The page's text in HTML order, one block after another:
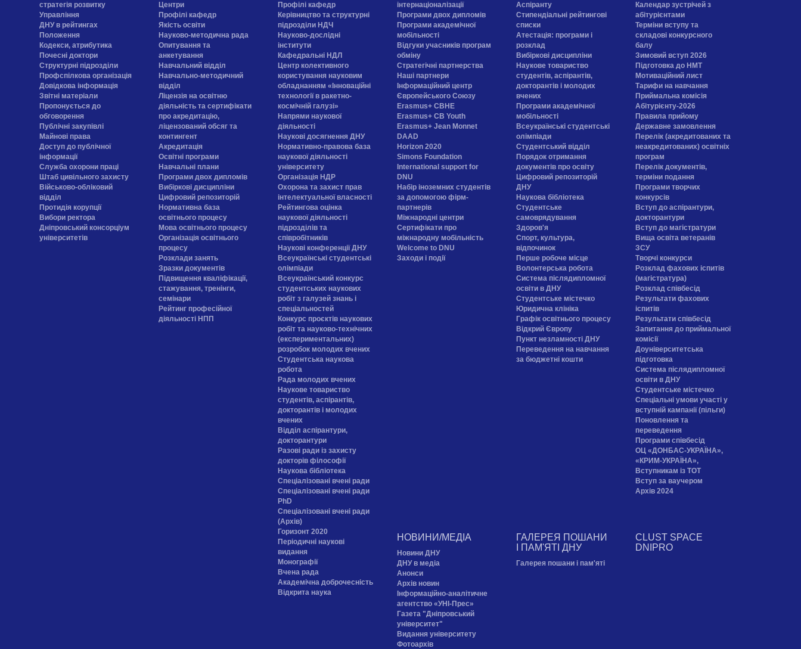
стратегія розвитку
Управління
ДНУ в рейтингах
Положення
Кодекси, атрибутика
Почесні доктори
Структурні підрозділи
Профспілкова організація
Довідкова інформація
Звітні матеріали
Пропонується до
обговорення
Публічні закупівлі
Майнові права
Доступ до публічної
інформації
Служба охорони праці
Штаб цивільного захисту
Військово-обліковий
відділ
Протидія корупції
Вибори ректора
Дніпровський консорціум
університетів
Центри
Профілі кафедр
Якість освіти
Науково-методична рада
Опитування та
анкетування
Навчальний відділ
Навчально-методичний
відділ
Ліцензія на освітню
діяльність та сертифікати
про акредитацію,
ліцензований обсяг та
контингент
Акредитація
Освітні програми
Навчальні плани
Програми двох дипломів
Вибіркові дисципліни
Цифровий репозиторій
Нормативна база
освітнього процесу
Мова освітнього процесу
Організація освітнього
процесу
Розклади занять
Зразки документів
Підвищення кваліфікації,
стажування, тренінги,
семінари
Рейтинг професійної
діяльності НПП
Профілі кафедр
Керівництво та структурні
підрозділи НДЧ
Науково-дослідні
інститути
Кафедральні НДЛ
Центр колективного
користування науковим
обладнанням «Інноваційні
технології в ракетно-
космічній галузі»
Напрями наукової
діяльності
Наукові досягнення ДНУ
Нормативно-правова база
наукової діяльності
університету
Організація НДР
Охорона та захист прав
інтелектуальної власності
Рейтингова оцінка
наукової діяльності
підрозділів та
співробітників
Наукові конференції ДНУ
Всеукраїнські студентські
олімпіади
Всеукраїнський конкурс
студентських наукових
робіт з галузей знань і
спеціальностей
Конкурс проєктів наукових
робіт та науково-технічних
(експериментальних)
розробок молодих вчених
Студентська наукова
робота
Рада молодих вчених
Наукове товариство
студентів, аспірантів,
докторантів і молодих
вчених
Відділ аспірантури,
докторантури
Разові ради із захисту
докторів філософії
Наукова бібліотека
Спеціалізовані вчені ради
Спеціалізовані вчені ради
PhD
Спеціалізовані вчені ради
(Архів)
Горизонт 2020
Періодичні наукові
видання
Монографії
Вчена рада
Академічна доброчесність
Відкрита наука
інтернаціоналізації
Програми двох дипломів
Програми академічної
мобільності
Відгуки учасників програм
обміну
Стратегічні партнерства
Наші партнери
Інформаційний центр
Європейського Союзу
Erasmus+ CBHE
Erasmus+ CB Youth
Erasmus+ Jean Monnet
DAAD
Horizon 2020
Simons Foundation
International support for
DNU
Набір іноземних студентів
за допомогою фірм-
партнерів
Міжнародні центри
Сертифікати про
міжнародну мобільність
Welcome to DNU
Заходи і події
Аспіранту
Стипендіальні рейтингові
списки
Атестація: програми і
розклад
Вибіркові дисципліни
Наукове товариство
студентів, аспірантів,
докторантів і молодих
вчених
Програми академічної
мобільності
Всеукраїнські студентські
олімпіади
Студентський відділ
Порядок отримання
документів про освіту
Цифровий репозиторій
ДНУ
Наукова бібліотека
Студентське
самоврядування
Здоров'я
Спорт, культура,
відпочинок
Перше робоче місце
Волонтерська робота
Система післядипломної
освіти в ДНУ
Cтудентське містечко
Юридична клініка
Графік освітнього процесу
Відкрий Європу
Пункт незламності ДНУ
Переведення на навчання
за бюджетні кошти
Календар зустрічей з
абітурієнтами
Терміни вступу та
складові конкурсного
балу
Зимовий вступ 2026
Підготовка до НМТ
Мотиваційний лист
Тарифи на навчання
Приймальна комісія
Абітурієнту-2026
Правила прийому
Державне замовлення
Перелік (акредитованих та
неакредитованих) освітніх
програм
Перелік документів,
терміни подання
Програми творчих
конкурсiв
Вступ до аспірантури,
докторантури
Вступ до магістратури
Вища освіта ветеранів
ЗСУ
Творчі конкурси
Розклад фахових іспитів
(магістратура)
Розклад співбесід
Результати фахових
іспитів
Результати співбесід
Запитання до приймальної
комісії
Доуніверситетська
підготовка
Система післядипломної
освіти в ДНУ
Cтудентське містечко
Спеціальні умови участі у
вступній кампанії (пільги)
Поновлення та
переведення
Програми співбесід
ОЦ «ДОНБАС-УКРАЇНА»,
«КРИМ-УКРАЇНА»,
Вступникам із ТОТ
Вступ за ваучером
Архів 2024
НОВИНИ/МЕДІА
Новини ДНУ
ДНУ в медіа
Анонси
Архів новин
Інформаційно-аналітичне
агентство «УНІ-Прес»
Газета "Дніпровський
університет"
Видання університету
Фотоархів
ГАЛЕРЕЯ ПОШАНИ
І ПАМ'ЯТІ ДНУ
Галерея пошани і пам'яті
CLUST SPACE
DNIPRO